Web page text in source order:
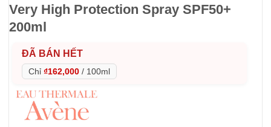
Very High Protection Spray SPF50+
200ml
ĐÃ BÁN HẾT
Chỉ ₫162,000 / 100ml